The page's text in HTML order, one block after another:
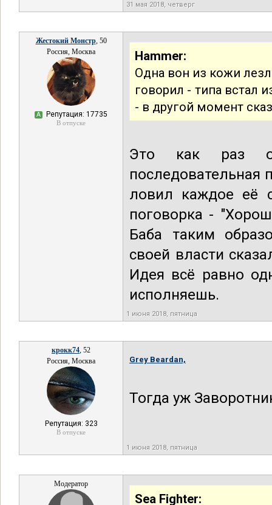
31 мая 2018, четверг
Жестокий Монстр, 50
Россия, Москва
А Репутация: 17735
В отпуске
Hammer:
Одна вон из кожи
говорил - типа встал
- в другой момент
Это как раз
последовательная
ловил каждое её
поговорка -
Баба таким
своей власти
Идея всё равно
исполняешь.
1 июня 2018, пятница
крокк74, 52
Россия, Москва
Репутация: 323
В отпуске
Grey Beardan,
Тогда уж
1 июня 2018, пятница
Модератор
Sea Fighter: